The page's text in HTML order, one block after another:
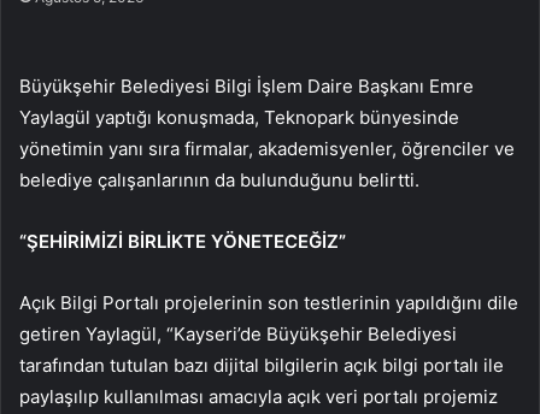
Büyükşehir Belediyesi Bilgi İşlem Daire Başkanı Emre
Yaylagül yaptığı konuşmada, Teknopark bünyesinde
yönetimin yanı sıra firmalar, akademisyenler, öğrenciler ve
belediye çalışanlarının da bulunduğunu belirtti.
“ŞEHİRİMİZİ BİRLİKTE YÖNETECEĞİZ”
Açık Bilgi Portalı projelerinin son testlerinin yapıldığını dile
getiren Yaylagül, “Kayseri’de Büyükşehir Belediyesi
tarafından tutulan bazı dijital bilgilerin açık bilgi portalı ile
paylaşılıp kullanılması amacıyla açık veri portalı projemiz